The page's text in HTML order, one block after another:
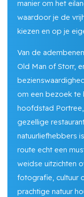
manier om het
waardoor je de
kiezen en op je
Van de
Old Man of Storr,
om een bezoek te
hoofdstad Portree,
gezellige
natuurliefhebbers
route echt een
weidse uitzichten
fotografie, cultuur
prachtige natuur